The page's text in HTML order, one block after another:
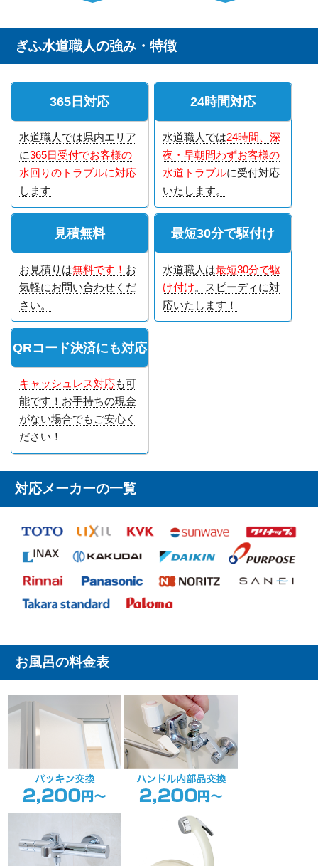
ぎふ水道職人の強み・特徴
365日対応
水道職人では県内エリア
に365日受付でお客様の
水回りのトラブルに対応
します
24時間対応
水道職人では24時間、深
夜・早朝問わずお客様の
水道トラブルに受付対応
いたします。
見積無料
お見積りは無料です！ お
気軽にお問い合わせくだ
さい。
最短30分で駆付け
水道職人は最短30分で駆
け付け。スピーディに対
応いたします！
QRコード決済にも対応
キャッシュレス対応も可
能です！お手持ちの現金
がない場合でもご安心く
ださい！
対応メーカーの一覧
お風呂の料金表